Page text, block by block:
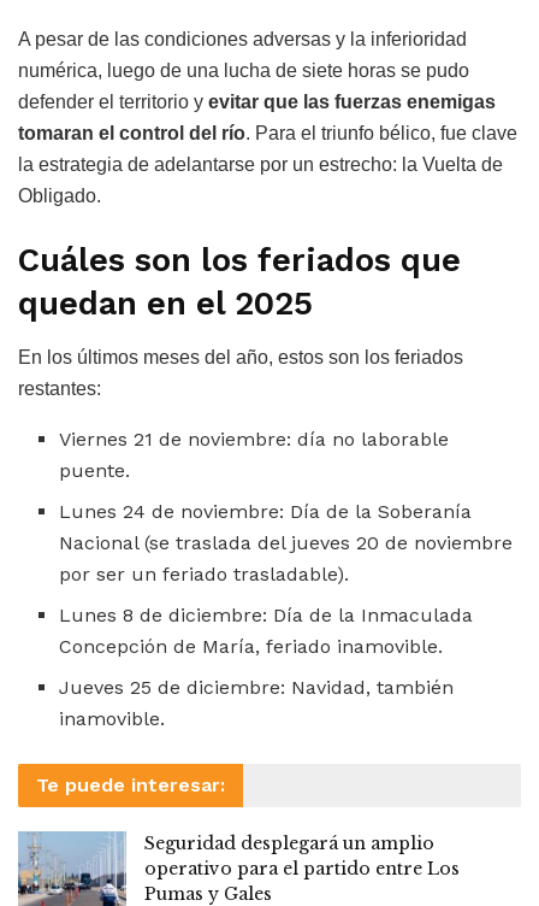
A pesar de las condiciones adversas y la inferioridad
numérica, luego de una lucha de siete horas se pudo
defender el territorio y evitar que las fuerzas enemigas
tomaran el control del río. Para el triunfo bélico, fue clave
la estrategia de adelantarse por un estrecho: la Vuelta de
Obligado.
Cuáles son los feriados que
quedan en el 2025
En los últimos meses del año, estos son los feriados
restantes:
Viernes 21 de noviembre: día no laborable
puente.
Lunes 24 de noviembre: Día de la Soberanía
Nacional (se traslada del jueves 20 de noviembre
por ser un feriado trasladable).
Lunes 8 de diciembre: Día de la Inmaculada
Concepción de María, feriado inamovible.
Jueves 25 de diciembre: Navidad, también
inamovible.
Te puede interesar:
Seguridad desplegará un amplio
operativo para el partido entre Los
Pumas y Gales